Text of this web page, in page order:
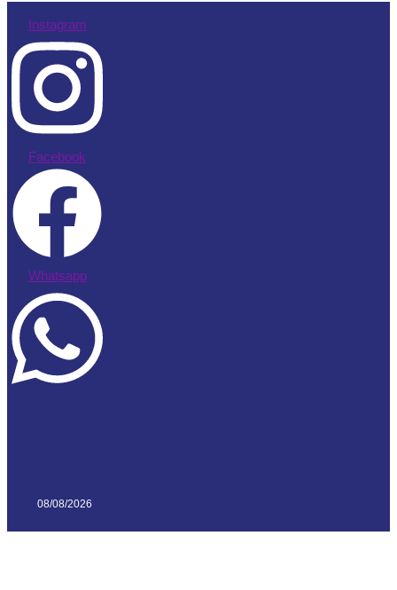
Instagram
Facebook
Whatsapp
08/08/2026